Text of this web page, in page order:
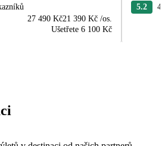
27 490 Kč21 390 Kč /os.
Ušetřete 6 100 Kč
5.2